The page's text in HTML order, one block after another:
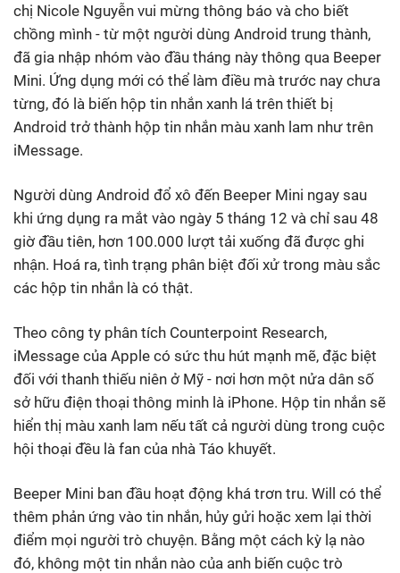
chị Nicole Nguyễn vui mừng thông báo và cho biết
chồng mình - từ một người dùng Android trung thành,
đã gia nhập nhóm vào đầu tháng này thông qua Beeper
Mini. Ứng dụng mới có thể làm điều mà trước nay chưa
từng, đó là biến hộp tin nhắn xanh lá trên thiết bị
Android trở thành hộp tin nhắn màu xanh lam như trên
iMessage.
Người dùng Android đổ xô đến Beeper Mini ngay sau
khi ứng dụng ra mắt vào ngày 5 tháng 12 và chỉ sau 48
giờ đầu tiên, hơn 100.000 lượt tải xuống đã được ghi
nhận. Hoá ra, tình trạng phân biệt đối xử trong màu sắc
các hộp tin nhắn là có thật.
Theo công ty phân tích Counterpoint Research,
iMessage của Apple có sức thu hút mạnh mẽ, đặc biệt
đối với thanh thiếu niên ở Mỹ - nơi hơn một nửa dân số
sở hữu điện thoại thông minh là iPhone. Hộp tin nhắn sẽ
hiển thị màu xanh lam nếu tất cả người dùng trong cuộc
hội thoại đều là fan của nhà Táo khuyết.
Beeper Mini ban đầu hoạt động khá trơn tru. Will có thể
thêm phản ứng vào tin nhắn, hủy gửi hoặc xem lại thời
điểm mọi người trò chuyện. Bằng một cách kỳ lạ nào
đó, không một tin nhắn nào của anh biến cuộc trò